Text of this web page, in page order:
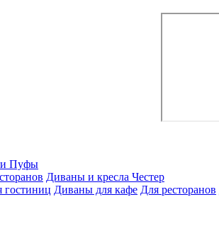
Пуфы
Диваны и кресла Честер
гостиниц Диваны для кафе Для ресторанов